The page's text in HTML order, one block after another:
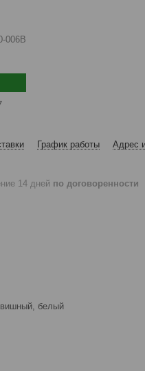
006B
График работы Адрес
14 дней по договоренности
белый